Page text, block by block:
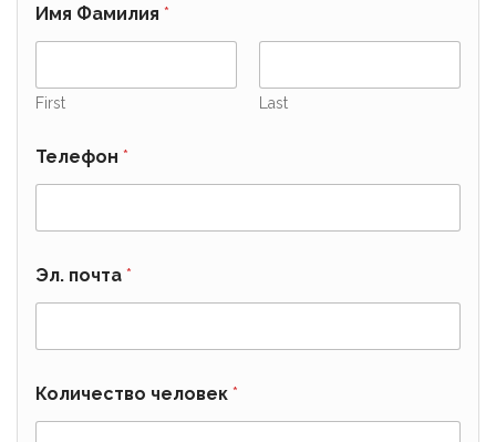
Имя Фамилия *
First Last
Телефон *
Эл. почта *
Количество человек *